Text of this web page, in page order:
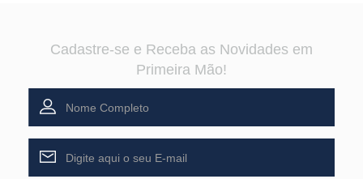
Cadastre-se e Receba as Novidades em
Primeira Mão!